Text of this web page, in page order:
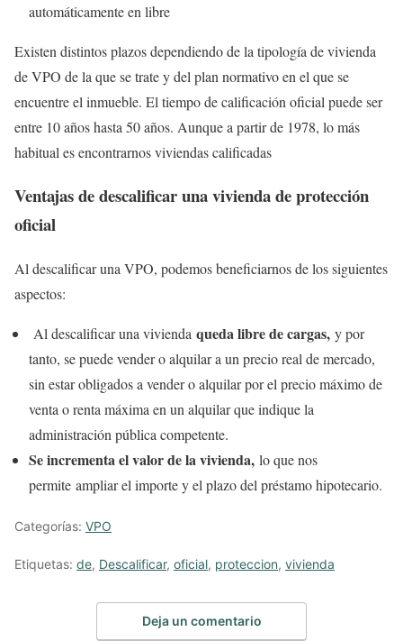
automáticamente en libre
Existen distintos plazos dependiendo de la tipología de vivienda
de VPO de la que se trate y del plan normativo en el que se
encuentre el inmueble. El tiempo de calificación oficial puede ser
entre 10 años hasta 50 años. Aunque a partir de 1978, lo más
habitual es encontrarnos viviendas calificadas
Ventajas de descalificar una vivienda deprotección
oficial
Al descalificar una VPO, podemos beneficiarnos de los siguientes
aspectos:
Al descalificar una vivienda queda libre de cargas, y por
tanto, se puede vender o alquilar a un precio real de mercado,
sin estar obligados a vender o alquilar por el precio máximo de
venta o renta máxima en un alquilar que indique la
administración pública competente.
Se incrementa el valor de la vivienda, lo que nos
permite ampliar el importe y el plazo del préstamo hipotecario.
Categorías: VPO
Etiquetas: de, Descalificar, oficial, proteccion, vivienda
Deja un comentario